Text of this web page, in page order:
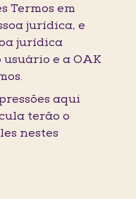
Termos em
jurídica, e
jurídica
e a OAK
aqui
terão o
nestes